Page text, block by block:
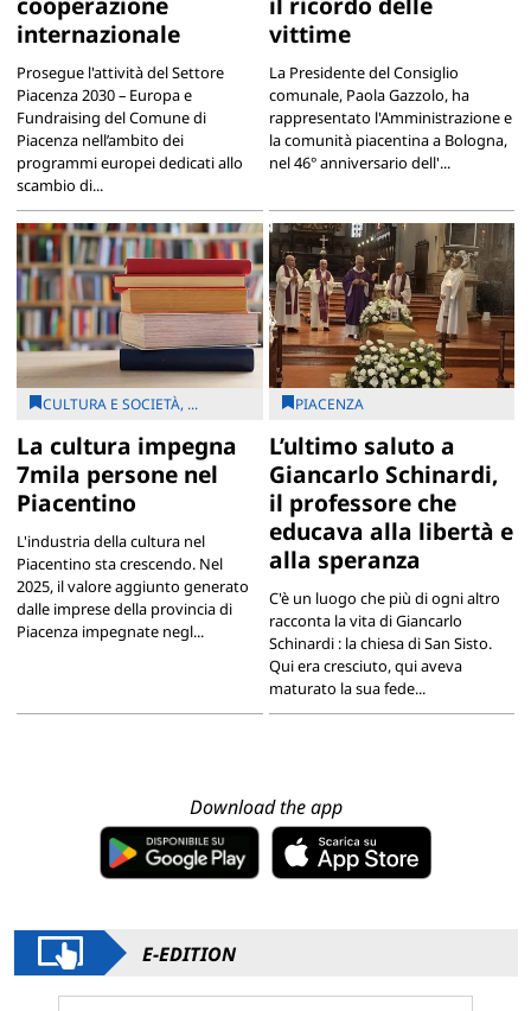
internazionale
Prosegue l'attività del Settore
Piacenza 2030 – Europa e
Fundraising del Comune di
Piacenza nell’ambito dei
programmi europei dedicati allo
scambio di...
vittime
La Presidente del Consiglio
comunale, Paola Gazzolo, ha
rappresentato l'Amministrazione e
la comunità piacentina a Bologna,
nel 46° anniversario dell'...
CULTURA E SOCIETÀ, ...
La cultura impegna
7mila persone nel
Piacentino
L'industria della cultura nel
Piacentino sta crescendo. Nel
2025, il valore aggiunto generato
dalle imprese della provincia di
Piacenza impegnate negl...
PIACENZA
L’ultimo saluto a
Giancarlo Schinardi,
il professore che
educava alla libertà e
alla speranza
C'è un luogo che più di ogni altro
racconta la vita di Giancarlo
Schinardi : la chiesa di San Sisto.
Qui era cresciuto, qui aveva
maturato la sua fede...
Download the app
E-EDITION